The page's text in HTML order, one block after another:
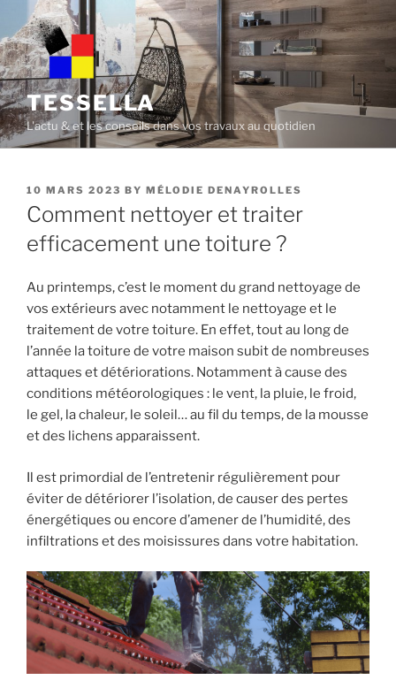
content
TESSELLA
L'actu & et les conseils dans vos travaux au quotidien
POSTED
ON
10 MARS 2023 BY MÉLODIE DENAYROLLES
Comment nettoyer et traiter
efficacement une toiture ?
Au printemps, c’est le moment du grand nettoyage de
vos extérieurs avec notamment le nettoyage et le
traitement de votre toiture. En effet, tout au long de
l’année la toiture de votre maison subit de nombreuses
attaques et détériorations. Notamment à cause des
conditions météorologiques : le vent, la pluie, le froid,
le gel, la chaleur, le soleil… au fil du temps, de la mousse
et des lichens apparaissent.
Il est primordial de l’entretenir régulièrement pour
éviter de détériorer l’isolation, de causer des pertes
énergétiques ou encore d’amener de l’humidité, des
infiltrations et des moisissures dans votre habitation.